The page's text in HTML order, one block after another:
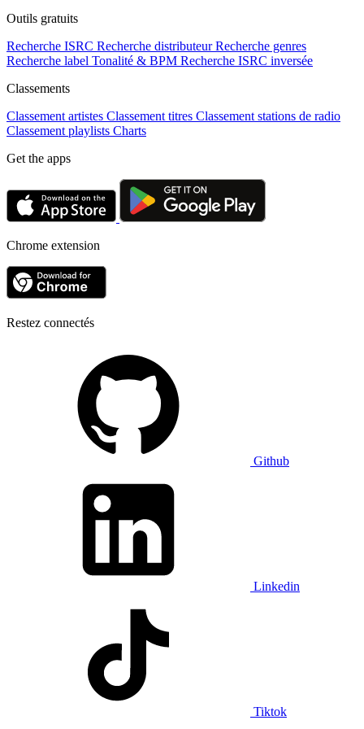
Outils gratuits
Recherche ISRC Recherche distributeur Recherche genres
Recherche label Tonalité & BPM Recherche ISRC inversée
Classements
Classement artistes Classement titres Classement stations de radio
Classement playlists Charts
Get the apps
Chrome extension
Restez connectés
Github
Linkedin
Tiktok